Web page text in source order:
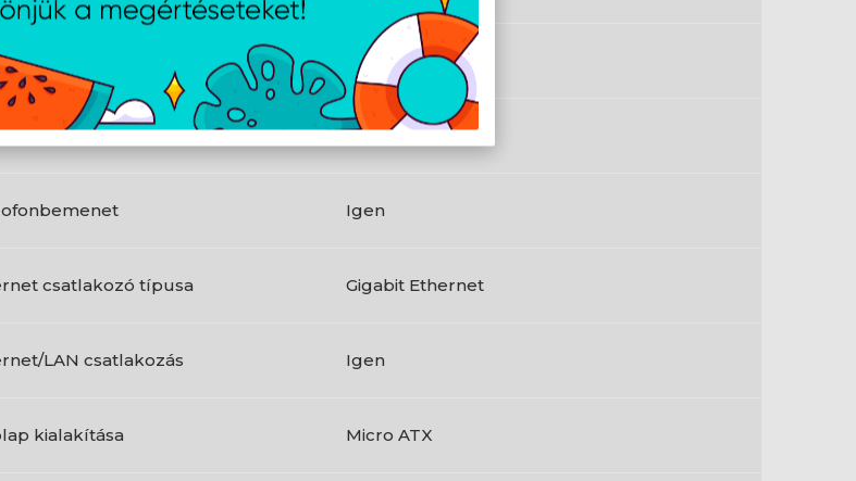
portok mennyisége
száma 1
Igen
csatlakozó típusa Gigabit Ethernet
LAN csatlakozás Igen
kialakítása Micro ATX